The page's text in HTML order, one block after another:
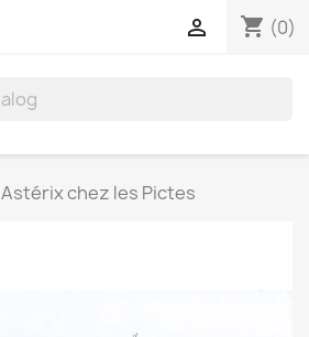
shopping_cart (0)

Astérix chez les Pictes